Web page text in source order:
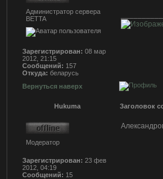
Администратор сервера
BETTA
Зарегистрирован: 08 мар
2012, 21:15
Сообщений: 157
Откуда: беларусь
Вернуться наверх
Hukuma Заголовок
Модератор
Зарегистрирован: 23 фев
2012, 04:19
Сообщений: 15